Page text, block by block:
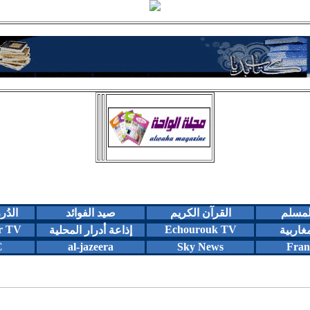
القرآن الكريم صيد الفوائد
Echourouk TV إذاعة أدرار المحلية
TV
Sky News
al-jazeera